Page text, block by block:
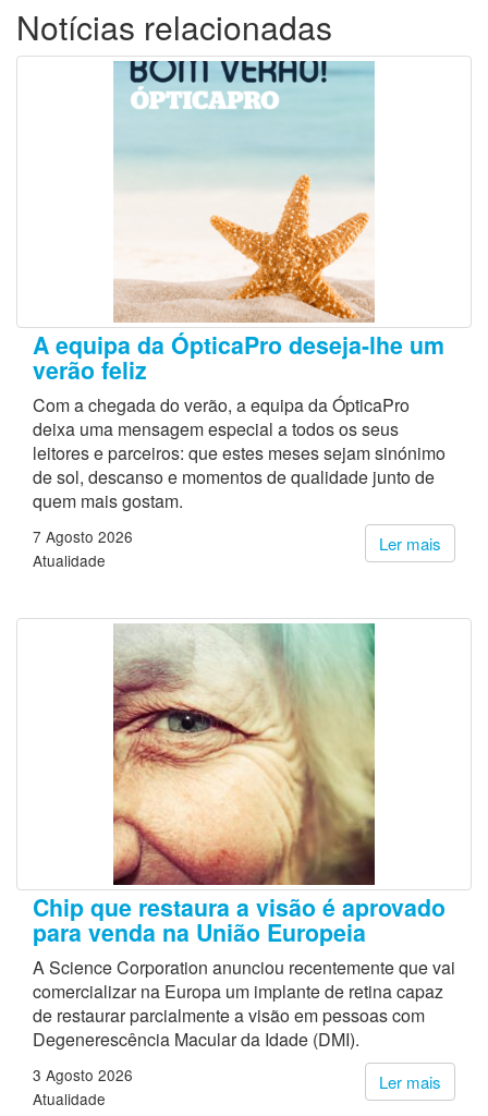
Notícias relacionadas
A equipa da ÓpticaPro deseja-lhe um
verão feliz
Com a chegada do verão, a equipa da ÓpticaPro
deixa uma mensagem especial a todos os seus
leitores e parceiros: que estes meses sejam sinónimo
de sol, descanso e momentos de qualidade junto de
quem mais gostam.
Ler mais
7 Agosto 2026
Atualidade
Chip que restaura a visão é aprovado
para venda na União Europeia
A Science Corporation anunciou recentemente que vai
comercializar na Europa um implante de retina capaz
de restaurar parcialmente a visão em pessoas com
Degenerescência Macular da Idade (DMI).
Ler mais
3 Agosto 2026
Atualidade